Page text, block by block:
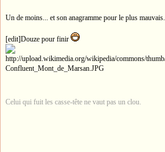
Un de moins... et son anagramme pour le plus mauvais.
[edit]Douze pour finir
Celui qui fuit les casse-tête ne vaut pas un clou.